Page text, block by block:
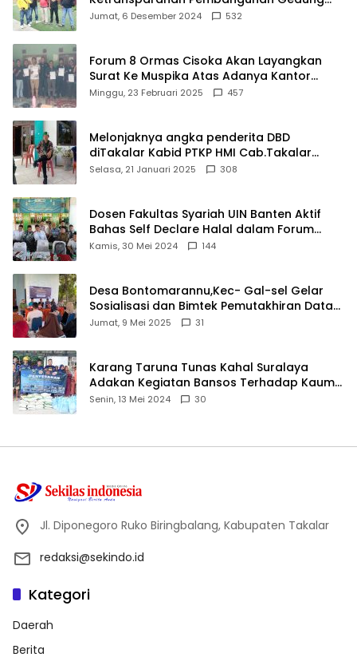
Damkar Di Kecamatan Cisoka
Jumat, 6 Desember 2024 532
Forum 8 Ormas Cisoka Akan Layangkan
Surat Ke Muspika Atas Adanya Kantor
Matel di Cisoka
Minggu, 23 Februari 2025 457
Melonjaknya angka penderita DBD
diTakalar Kabid PTKP HMI Cab.Takalar
angkat bicara
Selasa, 21 Januari 2025 308
Dosen Fakultas Syariah UIN Banten Aktif
Bahas Self Declare Halal dalam Forum
Ijtima Ulama MUI
Kamis, 30 Mei 2024 144
Desa Bontomarannu,Kec- Gal-sel Gelar
Sosialisasi dan Bimtek Pemutakhiran Data
ID
Jumat, 9 Mei 2025 31
Karang Taruna Tunas Kahal Suralaya
Adakan Kegiatan Bansos Terhadap Kaum
Dhuafa dan Anak Yatim-Piatu
Senin, 13 Mei 2024 30
Jl. Diponegoro Ruko Biringbalang, Kabupaten Takalar
redaksi@sekindo.id
Kategori
Daerah
Berita